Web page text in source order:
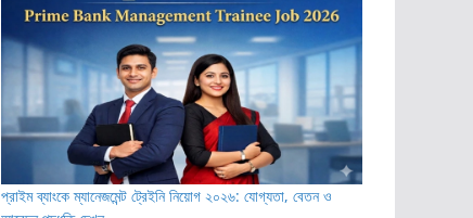
প্রাইম ব্যাংকে ম্যানেজমেন্ট ট্রেইনি নিয়োগ ২০২৬: যোগ্যতা, বেতন ও